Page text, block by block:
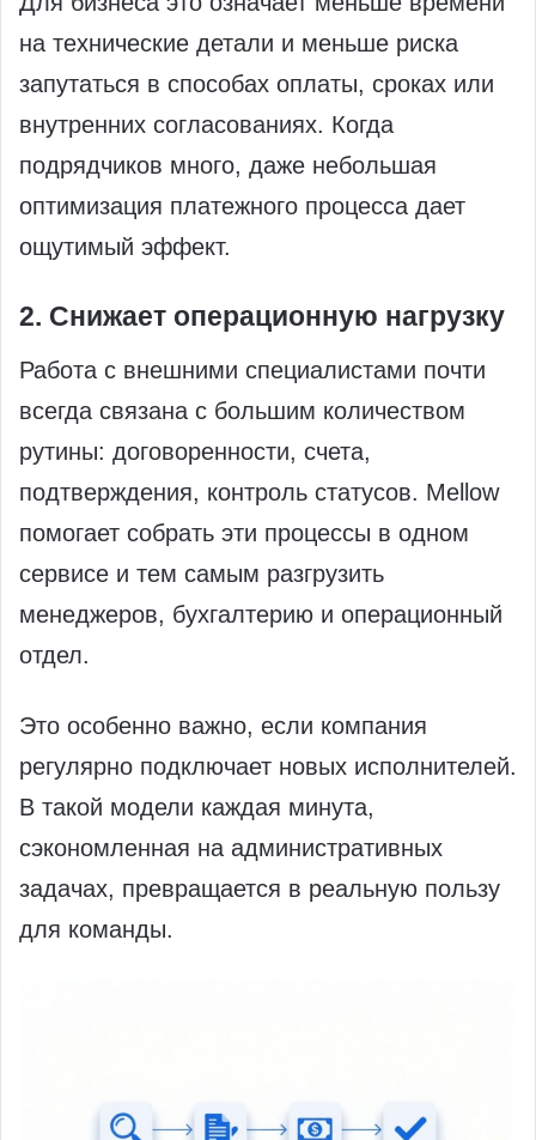
на технические детали и меньше риска
запутаться в способах оплаты, сроках или
внутренних согласованиях. Когда
подрядчиков много, даже небольшая
оптимизация платежного процесса дает
ощутимый эффект.
2. Снижает операционную нагрузку
Работа с внешними специалистами почти
всегда связана с большим количеством
рутины: договоренности, счета,
подтверждения, контроль статусов. Mellow
помогает собрать эти процессы в одном
сервисе и тем самым разгрузить
менеджеров, бухгалтерию и операционный
отдел.
Это особенно важно, если компания
регулярно подключает новых исполнителей.
В такой модели каждая минута,
сэкономленная на административных
задачах, превращается в реальную пользу
для команды.